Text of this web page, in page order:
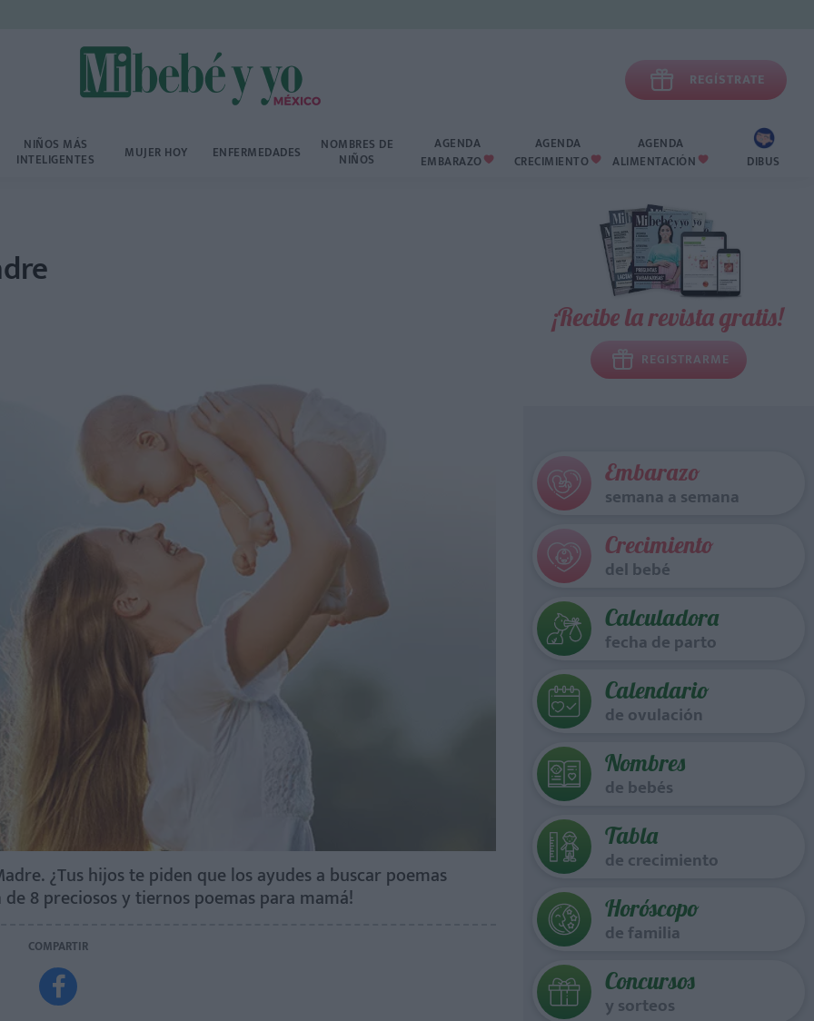
 REGÍSTRATE
NIÑOS MÁS
INTELIGENTES MUJER HOY ENFERMEDADES NOMBRES DE
NIÑOS
AGENDA
EMBARAZO 
AGENDA
CRECIMIENTO 
AGENDA
ALIMENTACIÓN  DIBUS
¿Tus hijos te piden que los ayudes a buscar poemas
8 preciosos y tiernos poemas para mamá!
COMPARTIR

¡Recibe la revista gratis!
REGISTRARME
Embarazo
semana a semana
Crecimiento
del bebé
Calculadora
fecha de parto
Calendario
de ovulación
Nombres
de bebés
Tabla
de crecimiento
Horóscopo
de familia
Concursos
y sorteos